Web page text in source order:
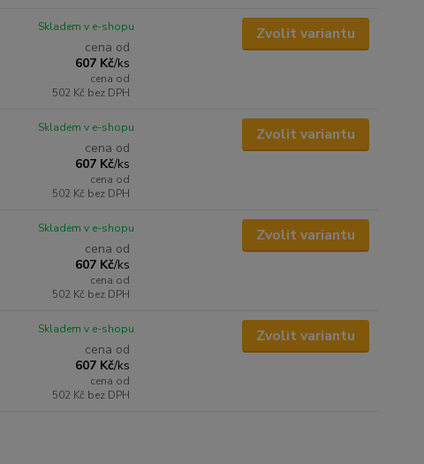
cena od
607 Kč/ks
cena od
502 Kč bez DPH
Skladem v e-shopu Zvolit variantu
cena od
607 Kč/ks
cena od
502 Kč bez DPH
Skladem v e-shopu Zvolit variantu
cena od
607 Kč/ks
cena od
502 Kč bez DPH
Skladem v e-shopu Zvolit variantu
cena od
607 Kč/ks
cena od
502 Kč bez DPH
Skladem v e-shopu Zvolit variantu